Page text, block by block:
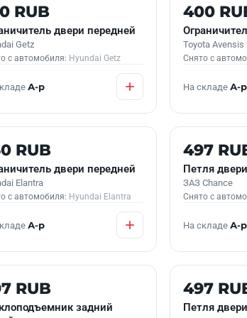
НАЛИЧИИ
RUB
двери передней
Getz
с автомобиля: Hyundai Getz
А-р
Б/У В
400
Toyota Avensis
Снято с
На складе А-р
НАЛИЧИИ
RUB
двери передней
Elantra
с автомобиля: Hyundai Elantra
А-р
Б/У В
497
Петля двери
ЗАЗ Chance
Снято с
На складе А-р
НАЛИЧИИ
RUB
задний
Б/У В
497
Петля